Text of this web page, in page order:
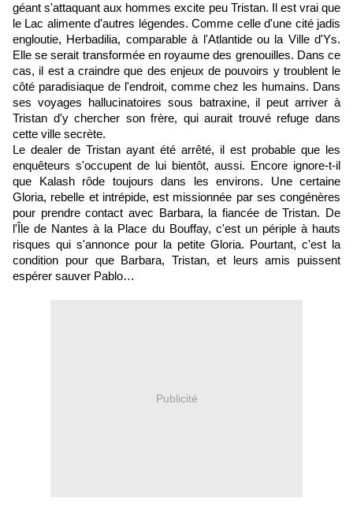
géant s'attaquant aux hommes excite peu Tristan. Il est vrai que
le Lac alimente d'autres légendes. Comme celle d'une cité jadis
engloutie, Herbadilia, comparable à l'Atlantide ou la Ville d'Ys.
Elle se serait transformée en royaume des grenouilles. Dans ce
cas, il est a craindre que des enjeux de pouvoirs y troublent le
côté paradisiaque de l'endroit, comme chez les humains. Dans
ses voyages hallucinatoires sous batraxine, il peut arriver à
Tristan d'y chercher son frère, qui aurait trouvé refuge dans
cette ville secrète.
Le dealer de Tristan ayant été arrêté, il est probable que les
enquêteurs s'occupent de lui bientôt, aussi. Encore ignore-t-il
que Kalash rôde toujours dans les environs. Une certaine
Gloria, rebelle et intrépide, est missionnée par ses congénères
pour prendre contact avec Barbara, la fiancée de Tristan. De
l'Île de Nantes à la Place du Bouffay, c'est un périple à hauts
risques qui s'annonce pour la petite Gloria. Pourtant, c'est la
condition pour que Barbara, Tristan, et leurs amis puissent
espérer sauver Pablo…
Publicité